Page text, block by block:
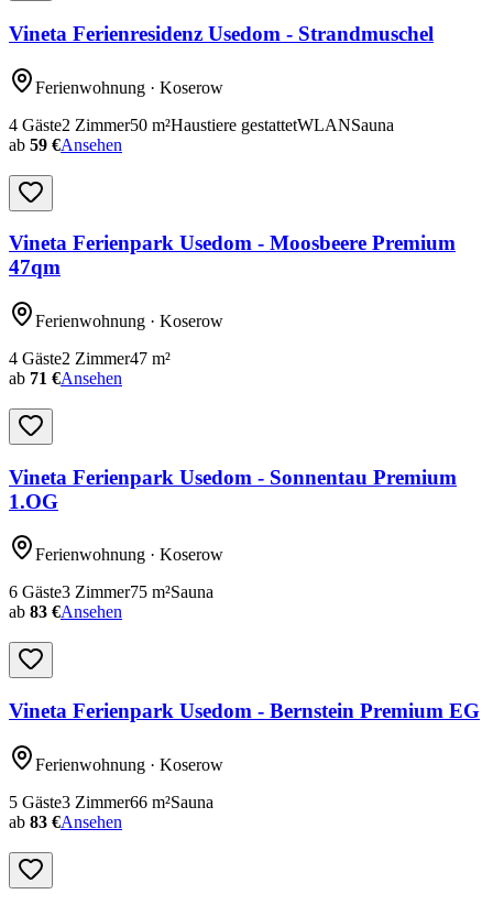
Vineta Ferienresidenz Usedom - Strandmuschel
Ferienwohnung · Koserow
4 Gäste2 Zimmer50 m²Haustiere gestattetWLANSauna
ab 59 €Ansehen
Vineta Ferienpark Usedom - Moosbeere Premium
47qm
Ferienwohnung · Koserow
4 Gäste2 Zimmer47 m²
ab 71 €Ansehen
Vineta Ferienpark Usedom - Sonnentau Premium
1.OG
Ferienwohnung · Koserow
6 Gäste3 Zimmer75 m²Sauna
ab 83 €Ansehen
Vineta Ferienpark Usedom - Bernstein Premium EG
Ferienwohnung · Koserow
5 Gäste3 Zimmer66 m²Sauna
ab 83 €Ansehen